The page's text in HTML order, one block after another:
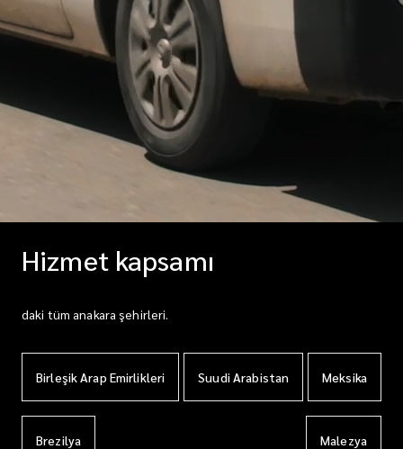
Hizmet kapsamı
daki tüm anakara şehirleri.
Birleşik Arap Emirlikleri Suudi Arabistan Meksika
Brezilya Malezya